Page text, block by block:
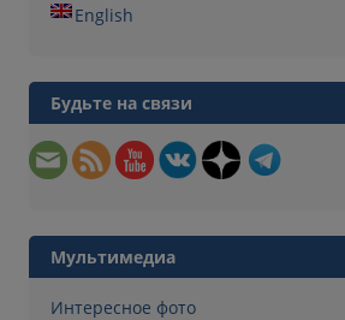
English
Будьте на связи
Мультимедиа
Интересное фото